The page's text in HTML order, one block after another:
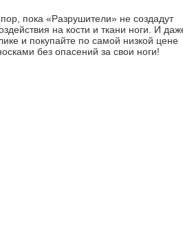
пока «Разрушители» не создадут
на кости и ткани ноги. И
и покупайте по самой низкой цене
без опасений за свои ноги!